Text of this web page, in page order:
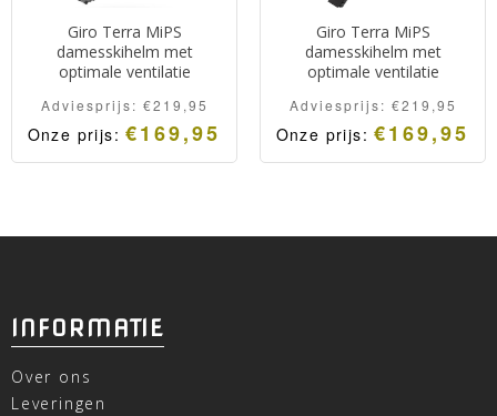
Giro Terra MiPS
damesskihelm met
optimale ventilatie
Adviesprijs: €219,95
Onze prijs:€169,95
Giro Terra MiPS
damesskihelm met
optimale ventilatie
Adviesprijs: €219,95
Onze prijs:€169,95
INFORMATIE
Over ons
Leveringen